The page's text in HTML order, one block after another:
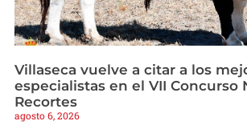
Villaseca vuelve a citar a los
especialistas en el VII Concurso
Recortes
agosto 6, 2026